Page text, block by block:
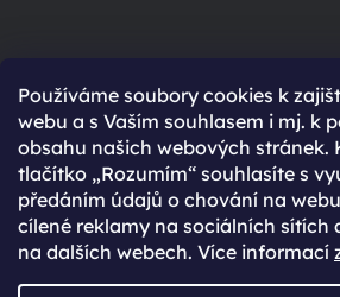
Používáme soubory cookies k
webu a s Vaším souhlasem i mj. k
obsahu našich webových stránek.
tlačítko „Rozumím“ souhlasíte s
předáním údajů o chování na
cílené reklamy na sociálních sítích
na dalších webech. Více informací
Ještě nemáte účet?
Rychlejší nákup díky uloženým
Přehled o stavu objednávky
Kompletní historie objednávek
Speciální akce, novinky a slevy pro